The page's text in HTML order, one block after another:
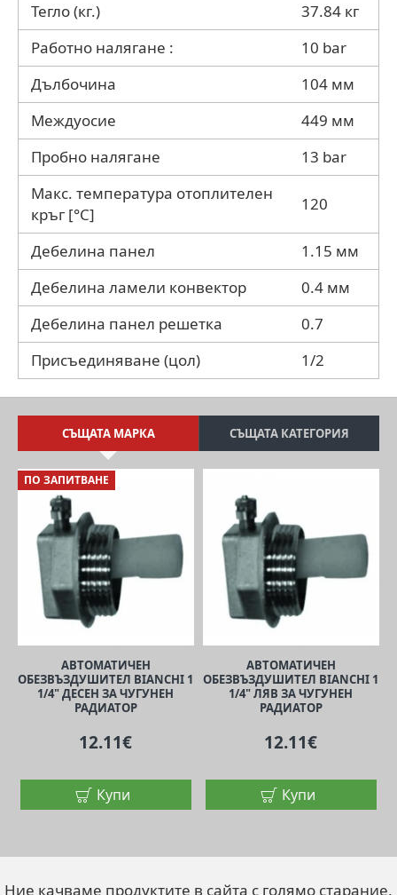
Тегло (кг.)
37.84 кг
Работно налягане :
10 bar
Дълбочина
104 мм
Междуосие
449 мм
Пробно налягане
13 bar
Макс. температура отоплителен
кръг [°C]
120
Дебелина панел
1.15 мм
Дебелина ламели конвектор
0.4 мм
Дебелина панел решетка
0.7
Присъединяване (цол)
1/2
СЪЩАТА МАРКА СЪЩАТА КАТЕГОРИЯ
ПО ЗАПИТВАНЕ
АВТОМАТИЧЕН
ОБЕЗВЪЗДУШИТЕЛ BIANCHI 1
1/4" ДЕСЕН ЗА ЧУГУНЕН
РАДИАТОР
12.11€
Купи
АВТОМАТИЧЕН
ОБЕЗВЪЗДУШИТЕЛ BIANCHI 1
1/4" ЛЯВ ЗА ЧУГУНЕН
РАДИАТОР
12.11€
Купи
Ние качваме продуктите в сайта с голямо старание,